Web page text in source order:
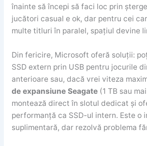
înainte să începi să faci loc prin
jucători casual e ok, dar pentru cei
multe titluri în paralel, spațiul devine
Din fericire, Microsoft oferă soluții:
SSD extern prin USB pentru jocurile
anterioare sau, dacă vrei viteza
de expansiune Seagate(1 TB sau
montează direct în slotul dedicat și
performanță ca SSD-ul intern. Este o
suplimentară, dar rezolvă problema